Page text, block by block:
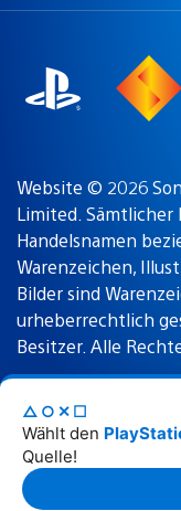
△○✕☐
Wählt den
Quelle!
Website © 2026
Limited.
Handelsnamen
Warenzeichen,
Bilder sind
urheberrechtlich
Besitzer. Alle
Rechtliche